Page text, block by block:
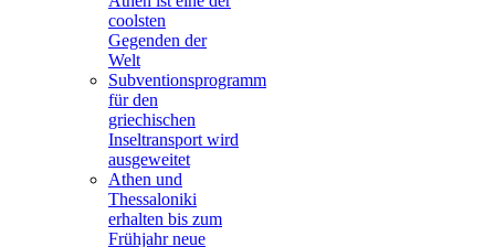
coolsten
Gegenden der
Welt
Subventionsprogramm
für den
griechischen
Inseltransport wird
ausgeweitet
Athen und
Thessaloniki
erhalten bis zum
Frühjahr neue